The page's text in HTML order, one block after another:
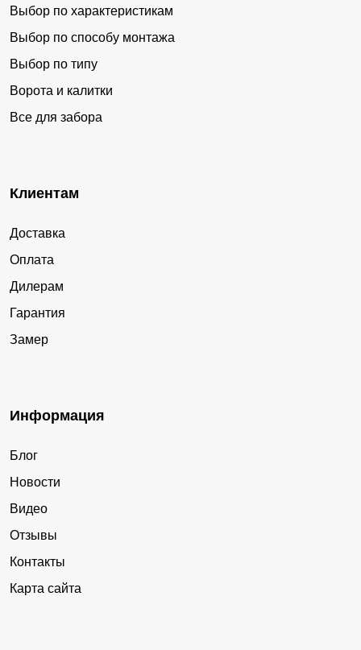
Выбор по характеристикам
Выбор по способу монтажа
Выбор по типу
Ворота и калитки
Все для забора
Клиентам
Доставка
Оплата
Дилерам
Гарантия
Замер
Информация
Блог
Новости
Видео
Отзывы
Контакты
Карта сайта